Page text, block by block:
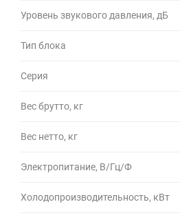
Уровень звукового давления, дБ
Тип блока
Серия
Вес брутто, кг
Вес нетто, кг
Электропитание, В/Гц/Ф
Холодопроизводительность, кВт